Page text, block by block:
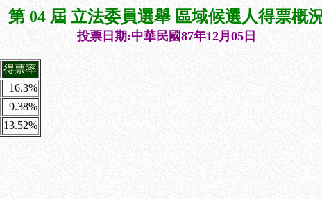
第 04 屆 立法委員選舉 區域候選人得票概
投票日期:中華民國87年12月05日
得票率
16.3%
9.38%
13.52%